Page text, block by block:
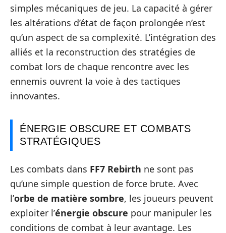
simples mécaniques de jeu. La capacité à gérer
les altérations d’état de façon prolongée n’est
qu’un aspect de sa complexité. L’intégration des
alliés et la reconstruction des stratégies de
combat lors de chaque rencontre avec les
ennemis ouvrent la voie à des tactiques
innovantes.
ÉNERGIE OBSCURE ET COMBATS
STRATÉGIQUES
Les combats dans FF7 Rebirth ne sont pas
qu’une simple question de force brute. Avec
l’orbe de matière sombre, les joueurs peuvent
exploiter l’énergie obscure pour manipuler les
conditions de combat à leur avantage. Les